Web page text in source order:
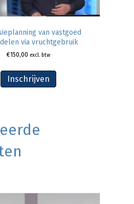
van vastgoed
via vruchtgebruik
€150,00 excl. btw
Inschrijven